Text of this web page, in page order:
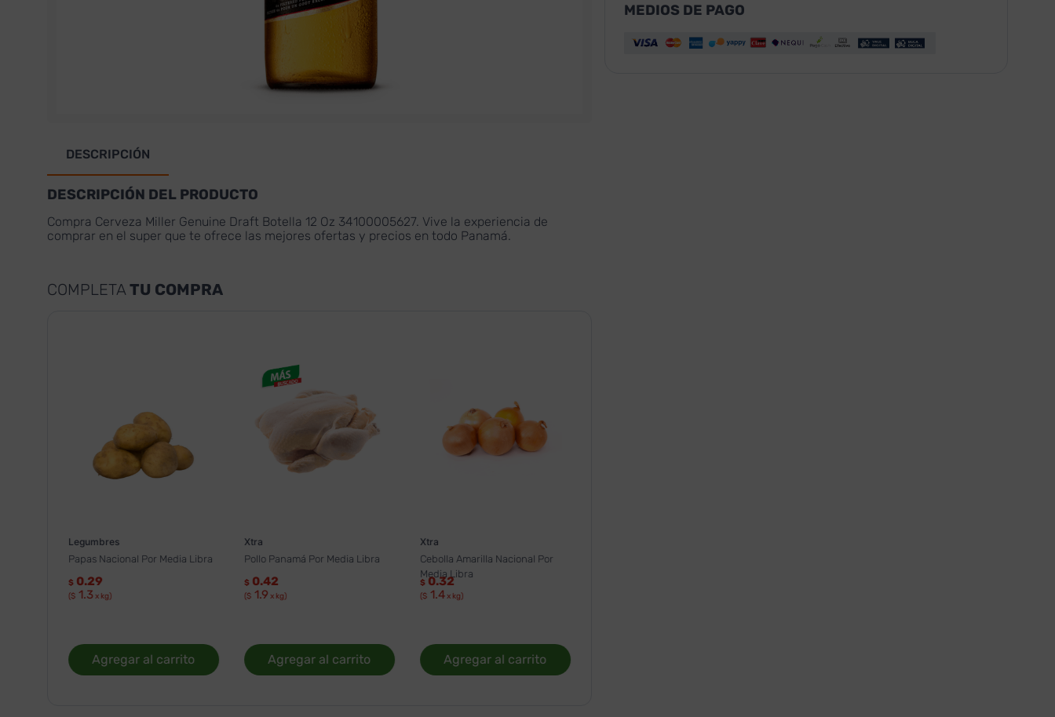
DESCRIPCIÓN
DESCRIPCIÓN DEL PRODUCTO
Compra Cerveza Miller Genuine Draft Botella 12 Oz 34100005627. Vive la experiencia de
comprar en el super que te ofrece las mejores ofertas y precios en todo Panamá.
COMPLETATU COMPRA
Legumbres
Papas Nacional Por Media Libra
$ 0.29
($ 1.3 x kg)
Agregar al carrito
Xtra
Pollo Panamá Por Media Libra
$ 0.42
($ 1.9 x kg)
Agregar al carrito
Xtra
Cebolla Amarilla Nacional Por
Media Libra
$ 0.32
($ 1.4x kg)
Agregar al carrito
MEDIOS DE PAGO